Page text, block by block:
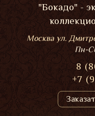
"Бокадо" -
Москва ул.
Пн-
8
+7